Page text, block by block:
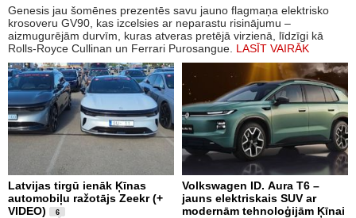
Genesis jau šomēnes prezentēs savu jauno flagmaņa elektrisko
krosoveru GV90, kas izcelsies ar neparastu risinājumu –
aizmugurējām durvīm, kuras atveras pretējā virzienā, līdzīgi kā
Rolls-Royce Cullinan un Ferrari Purosangue. LASĪT VAIRĀK
Latvijas tirgū ienāk Ķīnas
automobiļu ražotājs Zeekr (+
VIDEO)
6
Volkswagen ID. Aura T6 –
jauns elektriskais SUV ar
modernām tehnoloģijām Ķīnai